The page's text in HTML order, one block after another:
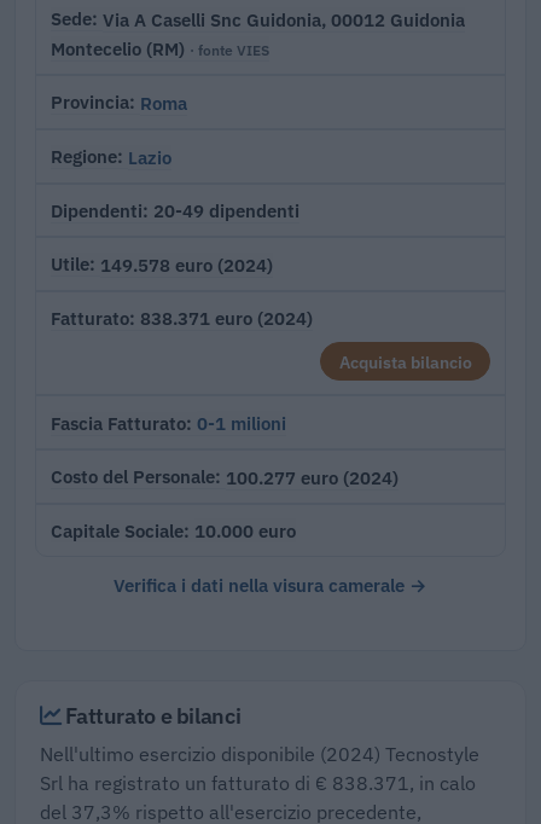
Sede Via A Caselli Snc Guidonia, 00012 Guidonia
Montecelio (RM) · fonte VIES
Provincia Roma
Regione Lazio
Dipendenti 20-49 dipendenti
Utile 149.578 euro (2024)
Fatturato 838.371 euro (2024)
Acquista bilancio
Fascia Fatturato 0-1 milioni
Costo del Personale 100.277 euro (2024)
Capitale Sociale 10.000 euro
Verifica i dati nella visura camerale →
Fatturato e bilanci
Nell'ultimo esercizio disponibile (2024) Tecnostyle
Srl ha registrato un fatturato di € 838.371, in calo
del 37,3% rispetto all'esercizio precedente,